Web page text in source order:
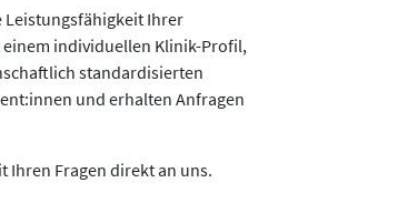
Leistungsfähigkeit Ihrer
individuellen Klinik-Profil,
standardisierten
und erhalten Anfragen
Ihren Fragen direkt an uns.